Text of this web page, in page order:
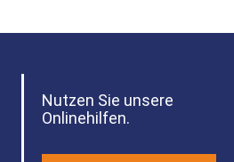
Nutzen Sie unsere
Onlinehilfen.